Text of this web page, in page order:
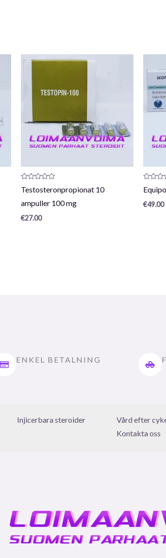
Produktrecension:
0
5
Testosteronpropionat 10
ampuller 100 mg
€27.00
0
5
€49.00
ENKEL BETALNING
Injicerbara steroider Vård efter
Kontakta oss